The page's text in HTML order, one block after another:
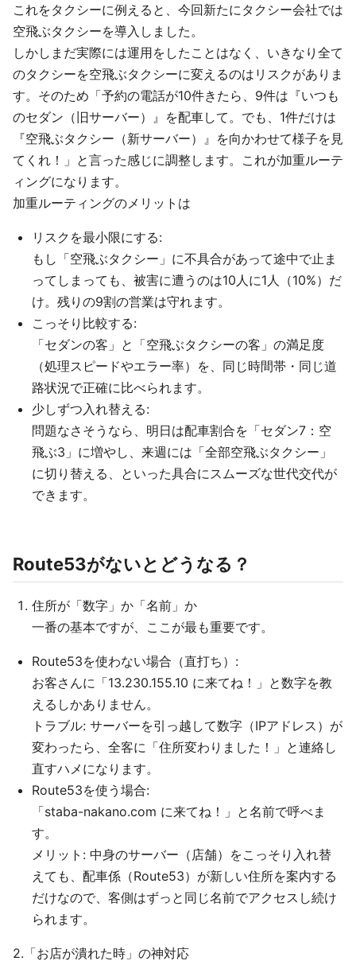
これをタクシーに例えると、今回新たにタクシー会社では
空飛ぶタクシーを導入しました。
しかしまだ実際には運用をしたことはなく、いきなり全て
のタクシーを空飛ぶタクシーに変えるのはリスクがありま
す。そのため「予約の電話が10件きたら、9件は『いつも
のセダン（旧サーバー）』を配車して。でも、1件だけは
『空飛ぶタクシー（新サーバー）』を向かわせて様子を見
てくれ！」と言った感じに調整します。これが加重ルーテ
ィングになります。
加重ルーティングのメリットは
リスクを最小限にする:
もし「空飛ぶタクシー」に不具合があって途中で止ま
ってしまっても、被害に遭うのは10人に1人（10%）だ
け。残りの9割の営業は守れます。
こっそり比較する:
「セダンの客」と「空飛ぶタクシーの客」の満足度
（処理スピードやエラー率）を、同じ時間帯・同じ道
路状況で正確に比べられます。
少しずつ入れ替える:
問題なさそうなら、明日は配車割合を「セダン7：空
飛ぶ3」に増やし、来週には「全部空飛ぶタクシー」
に切り替える、といった具合にスムーズな世代交代が
できます。
Route53がないとどうなる？
住所が「数字」か「名前」か
一番の基本ですが、ここが最も重要です。
Route53を使わない場合（直打ち）:
お客さんに「13.230.155.10 に来てね！」と数字を教
えるしかありません。
トラブル: サーバーを引っ越して数字（IPアドレス）が
変わったら、全客に「住所変わりました！」と連絡し
直すハメになります。
Route53を使う場合:
「staba-nakano.com に来てね！」と名前で呼べま
す。
メリット: 中身のサーバー（店舗）をこっそり入れ替
えても、配車係（Route53）が新しい住所を案内する
だけなので、客側はずっと同じ名前でアクセスし続け
られます。
2.「お店が潰れた時」の神対応